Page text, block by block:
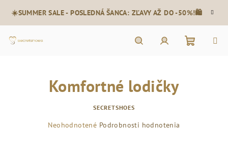
obsah
☀️SUMMER SALE - POSLEDNÁ ŠANCA: ZĽAVY AŽ DO -50%!🛍️
Komfortné lodičky
SECRETSHOES
Priemerné
Neohodnotené Podrobnosti hodnotenia